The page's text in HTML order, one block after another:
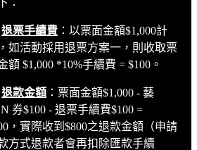
退票手續費 ：以票面金額$1,000計
如活動採用退票方案一，則收取票
額 $1,000 *10%手續費 = $100。
退款金額 ：票面金額$1,000 - 藝
券$100 - 退票手續費$100 =
，實際收到$800之退款金額（申請
方式退款者會再扣除匯款手續